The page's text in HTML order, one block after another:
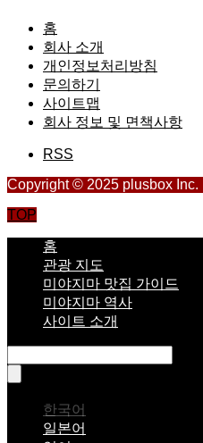
홈
회사 소개
개인정보처리방침
문의하기
사이트맵
회사 정보 및 면책사항
RSS
Copyright © 2025 plusbox Inc.
TOP
홈
관광 지도
미야지마 맛집 가이드
미야지마 역사
사이트 소개
한국어
일본어